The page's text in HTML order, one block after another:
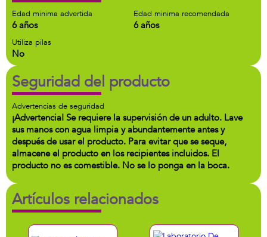
Edad minima advertida
6 años
Edad minima recomendada
6 años
Utiliza pilas
No
Seguridad del producto
Advertencias de seguridad
¡Advertencia! Se requiere la supervisión de un adulto. Lave
sus manos con agua limpia y abundantemente antes y
después de usar el producto. Para evitar que se seque,
almacene el producto en los recipientes incluidos. El
producto no es comestible. No se lo ponga en la boca.
Artículos relacionados